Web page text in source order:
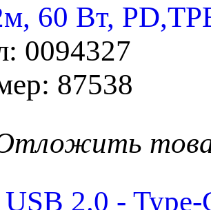
60 Вт,
0094327
87538
USB 2.0 -